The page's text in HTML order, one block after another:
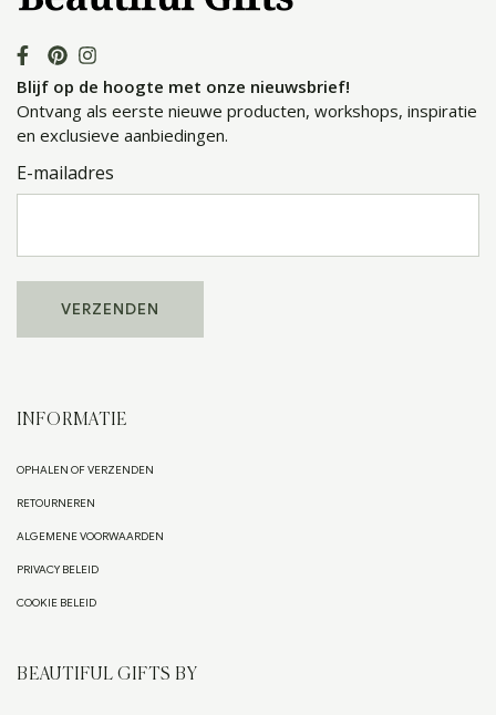
Blijf op de hoogte met onze nieuwsbrief!
Ontvang als eerste nieuwe producten, workshops, inspiratie
en exclusieve aanbiedingen.
E-mailadres
INFORMATIE
OPHALEN OF VERZENDEN
RETOURNEREN
ALGEMENE VOORWAARDEN
PRIVACY BELEID
COOKIE BELEID
BEAUTIFUL GIFTS BY